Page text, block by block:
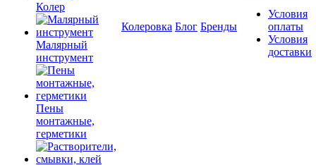
Колер
Малярный
инструмент
Пены
монтажные,
герметики
Колеровка Блог Бренды
Условия
оплаты
Условия
доставки